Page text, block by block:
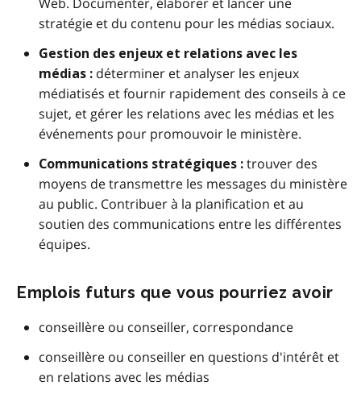
stratégie et du contenu pour les médias sociaux.
Gestion des enjeux et relations avec les
médias : déterminer et analyser les enjeux
médiatisés et fournir rapidement des conseils à ce
sujet, et gérer les relations avec les médias et les
événements pour promouvoir le ministère.
Communications stratégiques : trouver des
moyens de transmettre les messages du ministère
au public. Contribuer à la planification et au
soutien des communications entre les différentes
équipes.
Emplois futurs que vous pourriez avoir
conseillère ou conseiller, correspondance
conseillère ou conseiller en questions d'intérêt et
en relations avec les médias